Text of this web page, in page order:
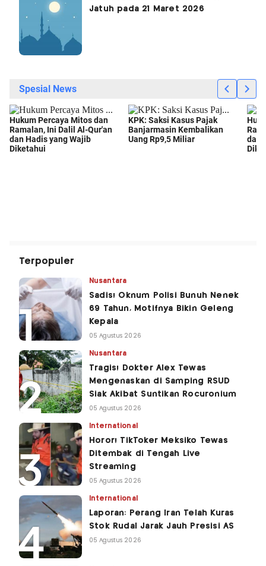
Jatuh pada 21 Maret 2026
Terpopuler
Nusantara
Sadis! Oknum Polisi Bunuh Nenek
69 Tahun, Motifnya Bikin Geleng
Kepala
05 Agustus 2026
Nusantara
Tragis! Dokter Alex Tewas
Mengenaskan di Samping RSUD
Siak Akibat Suntikan Rocuronium
05 Agustus 2026
International
Horor! TikToker Meksiko Tewas
Ditembak di Tengah Live
Streaming
05 Agustus 2026
International
Laporan: Perang Iran Telah Kuras
Stok Rudal Jarak Jauh Presisi AS
05 Agustus 2026